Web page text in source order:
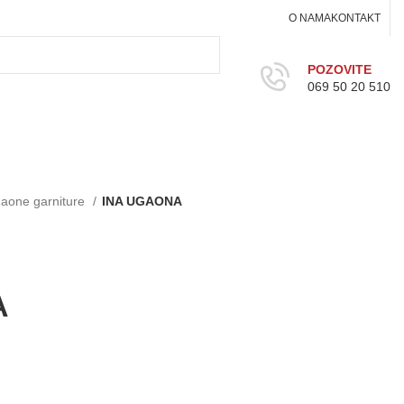
O NAMAKONTAKT
POZOVITE
069 50 20 510
garniture
INA UGAONA